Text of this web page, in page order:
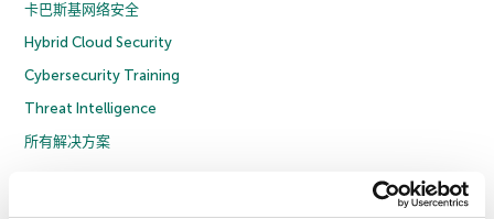
卡巴斯基网络安全
Hybrid Cloud Security
Cybersecurity Training
Threat Intelligence
所有解决方案
隐私策略